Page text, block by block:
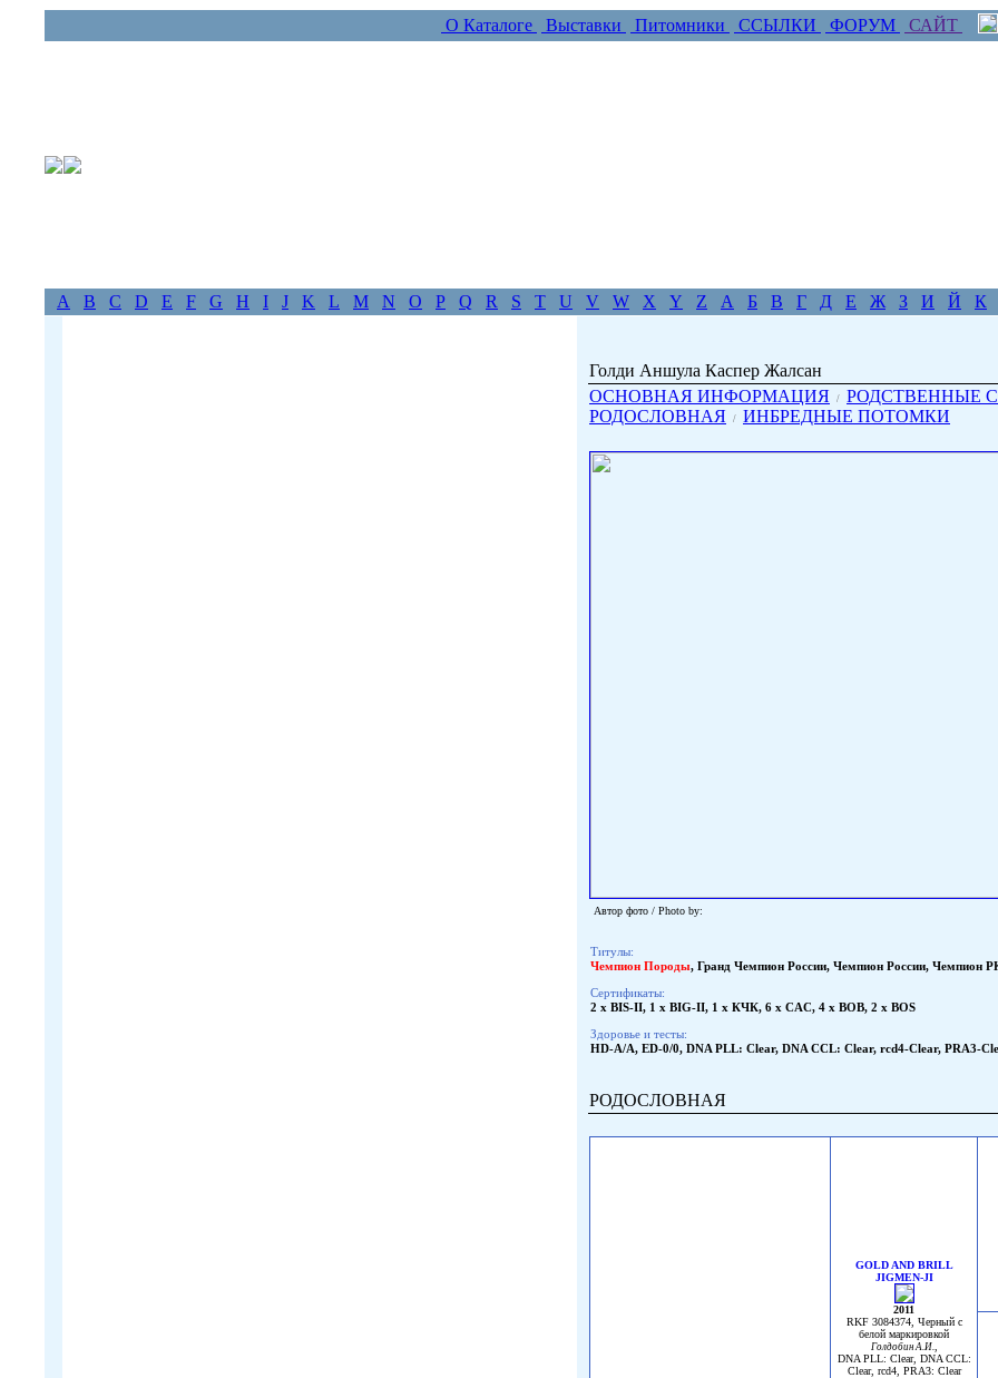
О Каталоге Выставки Питомники ССЫЛКИ ФОРУМ САЙТ
A B C D E F G H I J K L M N O P Q R S T U V W X Y Z А Б В Г Д Е Ж З И Й К
Голди Аншула Каспер Жалсан
ОСНОВНАЯ ИНФОРМАЦИЯ
/ РОДСТВЕННЫЕ
РОДОСЛОВНАЯ / ИНБРЕДНЫЕ ПОТОМКИ
Автор фото / Photo by:
Титулы:
Чемпион Породы, Гранд Чемпион России, Чемпион России, Чемпион
Сертификаты:
2 x BIS-II, 1 x BIG-II, 1 x КЧК, 6 x CAC, 4 x BOB, 2 x BOS
Здоровье и тесты:
HD-A/A, ED-0/0, DNA PLL: Clear, DNA CCL: Clear, rcd4-Clear, PRA3-
РОДОСЛОВНАЯ
GOLD AND BRILL
JIGMEN-JI
2011
RKF 3084374, Черный с
белой маркировкой
Голдобин А.И.
DNA PLL: Clear, DNA CCL:
Clear, rcd4, PRA3: Clear